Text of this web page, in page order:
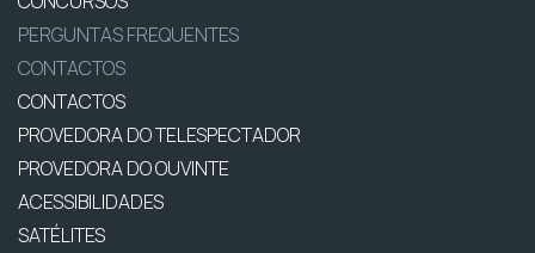
PERGUNTAS FREQUENTES
CONTACTOS
CONTACTOS
PROVEDORA DO TELESPECTADOR
PROVEDORA DO OUVINTE
ACESSIBILIDADES
SATÉLITES